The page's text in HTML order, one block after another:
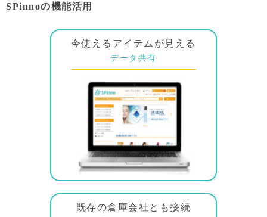
SPinnoの機能活用
今使えるアイテムが見える
データ共有
既存の倉庫会社とも接続